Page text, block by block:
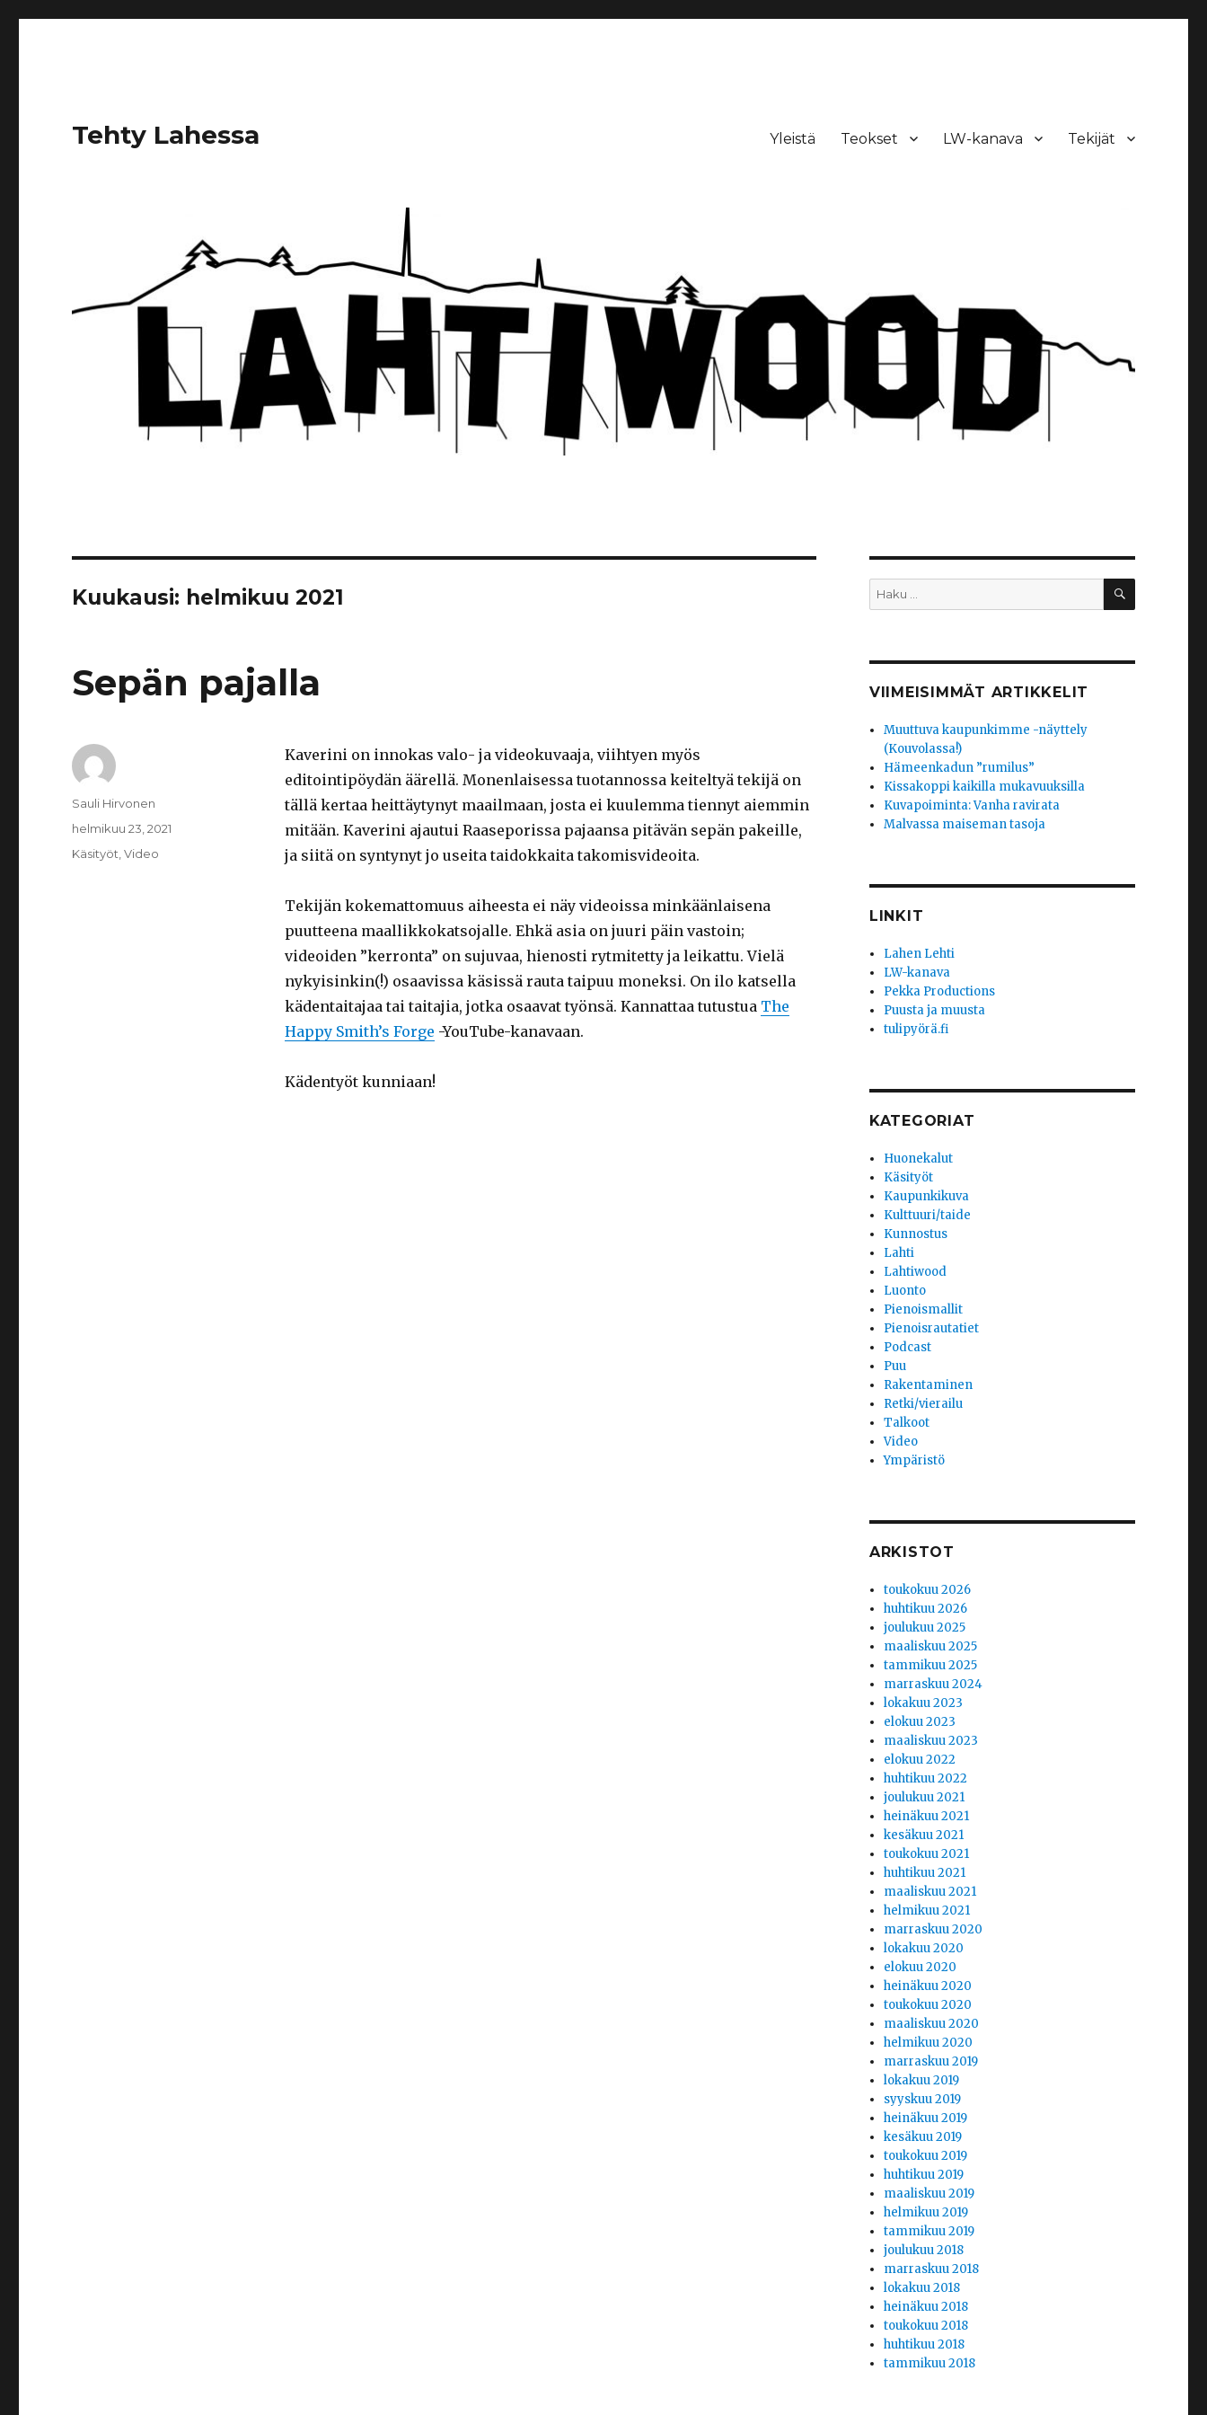
Tehty Lahessa Yleistä Teokset LW-kanava Tekijät
Kuukausi: helmikuu 2021
Sepän pajalla
Kaverini on innokas valo- ja videokuvaaja, viihtyen myös
editointipöydän äärellä. Monenlaisessa tuotannossa keiteltyä tekijä on
tällä kertaa heittäytynyt maailmaan, josta ei kuulemma tiennyt aiemmin
mitään. Kaverini ajautui Raaseporissa pajaansa pitävän sepän pakeille,
ja siitä on syntynyt jo useita taidokkaita takomisvideoita.
Tekijän kokemattomuus aiheesta ei näy videoissa minkäänlaisena
puutteena maallikkokatsojalle. Ehkä asia on juuri päin vastoin;
videoiden ”kerronta” on sujuvaa, hienosti rytmitetty ja leikattu. Vielä
nykyisinkin(!) osaavissa käsissä rauta taipuu moneksi. On ilo katsella
kädentaitajaa tai taitajia, jotka osaavat työnsä. Kannattaa tutustua The
Happy Smith’s Forge -YouTube-kanavaan.
Kädentyöt kunniaan!
Kirjoittaja
Sauli Hirvonen
Julkaistu
helmikuu 23, 2021
Kategoriat
Käsityöt ,Video
Etsi: HAKU
VIIMEISIMMÄT ARTIKKELIT
Muuttuva kaupunkimme -näyttely
(Kouvolassa!)
Hämeenkadun ”rumilus”
Kissakoppi kaikilla mukavuuksilla
Kuvapoiminta: Vanha ravirata
Malvassa maiseman tasoja
LINKIT
Lahen Lehti
LW-kanava
Pekka Productions
Puusta ja muusta
tulipyörä.fi
KATEGORIAT
Huonekalut
Käsityöt
Kaupunkikuva
Kulttuuri/taide
Kunnostus
Lahti
Lahtiwood
Luonto
Pienoismallit
Pienoisrautatiet
Podcast
Puu
Rakentaminen
Retki/vierailu
Talkoot
Video
Ympäristö
ARKISTOT
toukokuu 2026
huhtikuu 2026
joulukuu 2025
maaliskuu 2025
tammikuu 2025
marraskuu 2024
lokakuu 2023
elokuu 2023
maaliskuu 2023
elokuu 2022
huhtikuu 2022
joulukuu 2021
heinäkuu 2021
kesäkuu 2021
toukokuu 2021
huhtikuu 2021
maaliskuu 2021
helmikuu 2021
marraskuu 2020
lokakuu 2020
elokuu 2020
heinäkuu 2020
toukokuu 2020
maaliskuu 2020
helmikuu 2020
marraskuu 2019
lokakuu 2019
syyskuu 2019
heinäkuu 2019
kesäkuu 2019
toukokuu 2019
huhtikuu 2019
maaliskuu 2019
helmikuu 2019
tammikuu 2019
joulukuu 2018
marraskuu 2018
lokakuu 2018
heinäkuu 2018
toukokuu 2018
huhtikuu 2018
tammikuu 2018